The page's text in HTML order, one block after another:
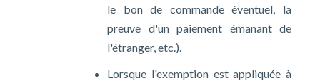
le bon de commande éventuel, la
preuve d'un paiement émanant de
l'étranger, etc.).
Lorsque l'exemption est appliquée à